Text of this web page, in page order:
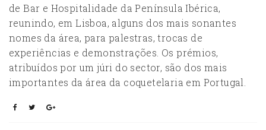
de Bar e Hospitalidade da Península Ibérica,
reunindo, em Lisboa, alguns dos mais sonantes
nomes da área, para palestras, trocas de
experiências e demonstrações. Os prémios,
atribuídos por um júri do sector, são dos mais
importantes da área da coquetelaria em Portugal.